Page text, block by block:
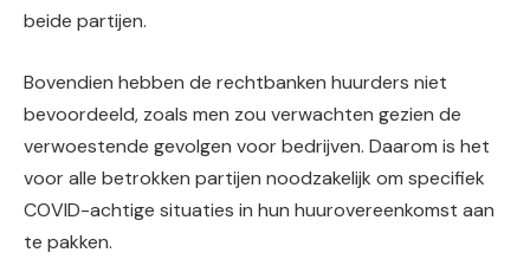
beide partijen.
Bovendien hebben de rechtbanken huurders niet
bevoordeeld, zoals men zou verwachten gezien de
verwoestende gevolgen voor bedrijven. Daarom is het
voor alle betrokken partijen noodzakelijk om specifiek
COVID-achtige situaties in hun huurovereenkomst aan
te pakken.